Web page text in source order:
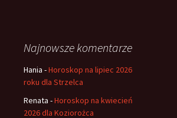
Najnowsze komentarze
Hania -Horoskop na lipiec 2026
roku dla Strzelca
Renata -Horoskop na kwiecień
2026 dla Koziorożca